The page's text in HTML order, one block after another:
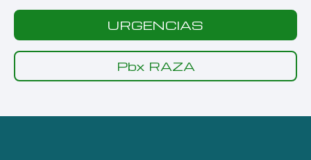
URGENCIAS
Pbx RAZA